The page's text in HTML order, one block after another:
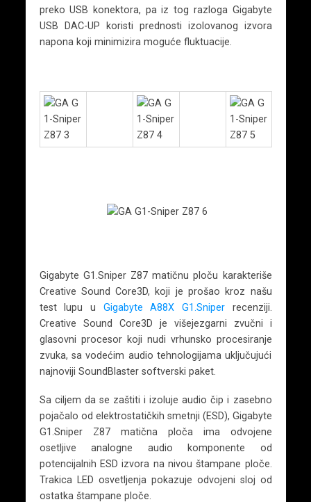
preko USB konektora, pa iz tog razloga Gigabyte
USB DAC-UP koristi prednosti izolovanog izvora
napona koji minimizira moguće fluktuacije.
Gigabyte G1.Sniper Z87 matičnu ploču karakteriše
Creative Sound Core3D, koji je prošao kroz našu
test lupu u Gigabyte A88X G1.Sniperrecenziji.
Creative Sound Core3D je višejezgarni zvučni i
glasovni procesor koji nudi vrhunsko procesiranje
zvuka, sa vodećim audio tehnologijama uključujući
najnoviji SoundBlaster softverski paket.
Sa ciljem da se zaštiti i izoluje audio čip i zasebno
pojačalo od elektrostatičkih smetnji (ESD), Gigabyte
G1.Sniper Z87 matična ploča ima odvojene
osetljive analogne audio komponente od
potencijalnih ESD izvora na nivou štampane ploče.
Trakica LED osvetljenja pokazuje odvojeni sloj od
ostatka štampane ploče.